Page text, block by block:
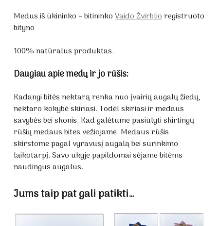
Medus iš ūkininko – bitininkoVaido Žvirblioregistruoto
bityno
100% natūralus produktas.
Daugiau apie medų ir jo rūšis:
Kadangi bitės nektarą renka nuo įvairių augalų žiedų,
nektaro kokybė skiriasi. Todėl skiriasi ir medaus
savybės bei skonis. Kad galėtume pasiūlyti skirtingų
rūšių medaus bites vežiojame. Medaus rūšis
skirstome pagal vyravusį augalą bei surinkimo
laikotarpį. Savo ūkyje papildomai sėjame bitėms
naudingus augalus.
Jums taip pat gali patikti…